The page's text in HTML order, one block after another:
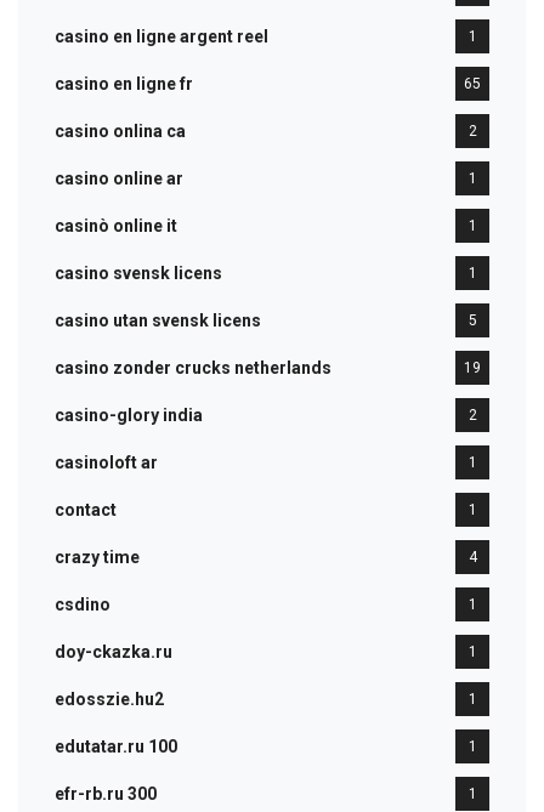
casino en ligne argent reel 1
casino en ligne fr 65
casino onlina ca 2
casino online ar 1
casinò online it 1
casino svensk licens 1
casino utan svensk licens 5
casino zonder crucks netherlands 19
casino-glory india 2
casinoloft ar 1
contact 1
crazy time 4
csdino 1
doy-ckazka.ru 1
edosszie.hu2 1
edutatar.ru 100 1
efr-rb.ru 300 1